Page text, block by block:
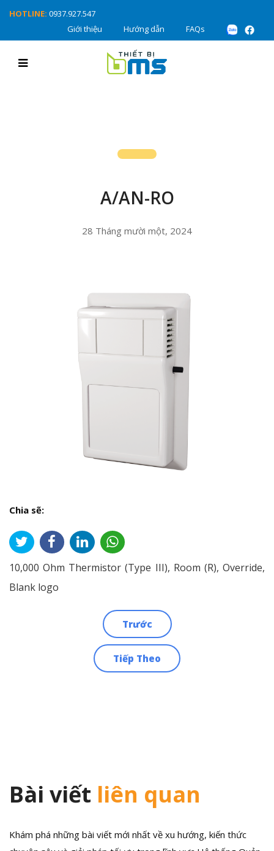
HOTLINE: 0937.927.547
Giới thiệu
Hướng dẫn FAQs
A/AN-RO
28 Tháng mười một, 2024
Chia sẽ:
10,000 Ohm Thermistor (Type III), Room (R), Override,
Blank logo
Trước
Tiếp Theo
Bài viết liên quan
Khám phá những bài viết mới nhất về xu hướng, kiến thức